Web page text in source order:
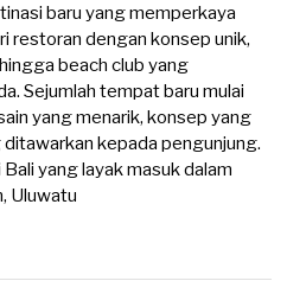
baru yang memperkaya
restoran dengan konsep unik,
beach club yang
Sejumlah tempat baru mulai
yang menarik, konsep yang
kepada pengunjung.
yang layak masuk dalam
Uluwatu